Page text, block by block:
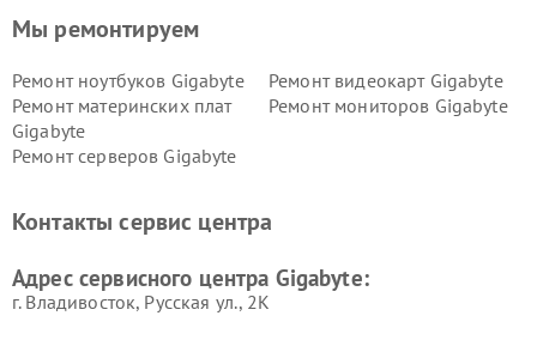
Мы ремонтируем
Ремонт ноутбуков Gigabyte
Ремонт видеокарт Gigabyte
Ремонт материнских плат
Gigabyte
Ремонт мониторов Gigabyte
Ремонт серверов Gigabyte
Контакты сервис центра
Адрес сервисного центра Gigabyte:
г. Владивосток, Русская ул., 2К